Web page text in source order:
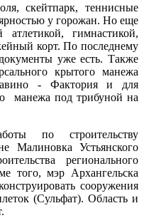
скейтпарк, теннисные
у горожан. Но еще
гимнастикой,
корт. По последнему
уже есть. Также
крытого манежа
- Фактория и для
манежа под трибуной на
по строительству
Малиновка Устьянского
регионального
того, мэр Архангельска
сооружения
(Сульфат). Область и